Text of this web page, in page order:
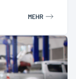
MEHR